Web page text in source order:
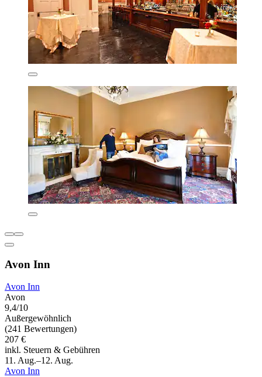
Avon Inn
Avon Inn
Avon
9,4/10
Außergewöhnlich
(241 Bewertungen)
207 €
inkl. Steuern & Gebühren
11. Aug.–12. Aug.
Avon Inn